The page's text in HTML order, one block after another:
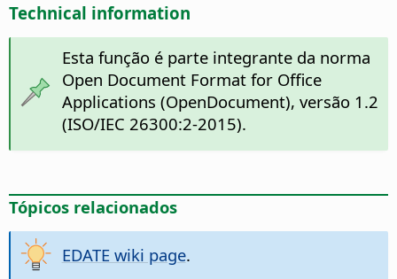
Technical information
Esta função é parte integrante da norma
Open Document Format for Office
Applications (OpenDocument), versão 1.2
(ISO/IEC 26300:2-2015).
Tópicos relacionados
EDATE wiki page.